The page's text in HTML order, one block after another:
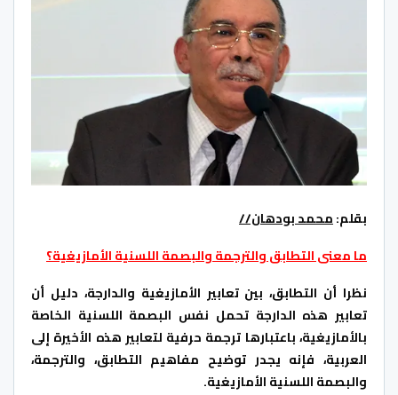
بقلم:محمد بودهان//
ما معنى التطابق والترجمة والبصمة اللسنية الأمازيغية؟
نظرا أن التطابق، بين تعابير الأمازيغية والدارجة، دليل أن
تعابير هذه الدارجة تحمل نفس البصمة اللسنية الخاصة
بالأمازيغية، باعتبارها ترجمة حرفية لتعابير هذه الأخيرة إلى
العربية، فإنه يجدر توضيح مفاهيم التطابق، والترجمة،
والبصمة اللسنية الأمازيغية.